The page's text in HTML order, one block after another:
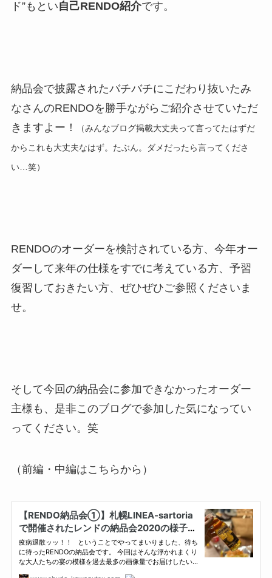
ド”もとい自己RENDO紹介です。
納品会で披露されたバチバチにこだわり抜いたみ
なさんのRENDOを勝手ながらご紹介させていただ
きますよー！
（みんなブログ掲載大丈夫って言ってたはずだ
からこれも大丈夫なはず。たぶん。ダメだったら言ってくださ
い…笑）
RENDOのオーダーを検討されている方、今年オー
ダーして来年の仕様をすでに考えている方、予習
復習しておきたい方、ぜひぜひご参照くださいま
せ。
そして今回の納品会に参加できなかったオーダー
主様も、是非このブログで参加した気になってい
ってください。笑
（前編・中編はこちらから）